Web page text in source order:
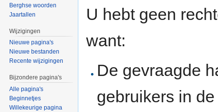
U hebt geen
want:
De gevraagde
gebruikers in
Berghse woorden
Jaartallen
Wijzigingen
Nieuwe pagina's
Nieuwe bestanden
Recente wijzigingen
Bijzondere pagina's
Alle pagina's
Beginnetjes
Willekeurige pagina